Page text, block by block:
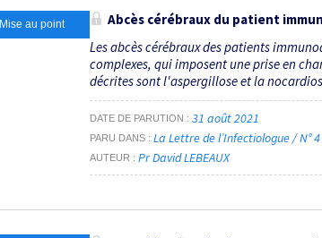
Mise au point
Abcès cérébraux du patient
Les abcès cérébraux des patients
complexes, qui imposent une prise en
décrites sont l'aspergillose et la
DATE DE PARUTION 31 août 2021
PARU DANS La Lettre de l’Infectiologue / N°
AUTEUR Pr David LEBEAUX